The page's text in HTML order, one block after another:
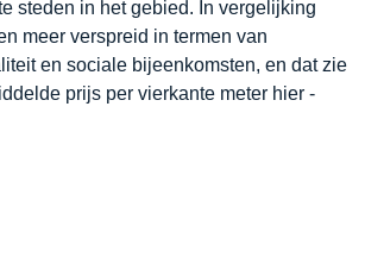
steden in het gebied. In vergelijking
meer verspreid in termen van
en sociale bijeenkomsten, en dat zie
prijs per vierkante meter hier -